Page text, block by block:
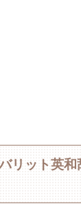
リット英